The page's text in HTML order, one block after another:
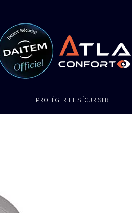
PROTÉGER ET SÉCURISER